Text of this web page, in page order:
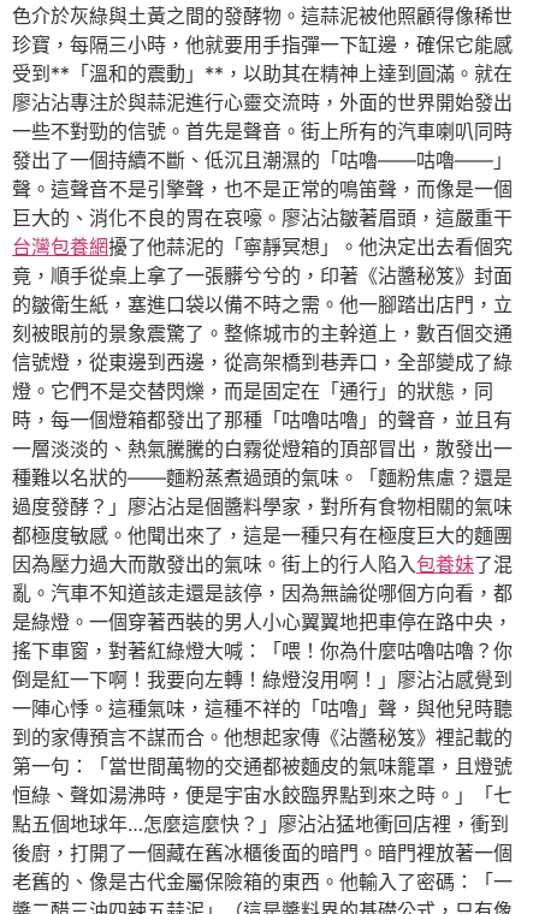
色介於灰綠與土黃之間的發酵物。這蒜泥被他照顧得像稀世
珍寶，每隔三小時，他就要用手指彈一下缸邊，確保它能感
受到**「溫和的震動」**，以助其在精神上達到圓滿。就在
廖沾沾專注於與蒜泥進行心靈交流時，外面的世界開始發出
一些不對勁的信號。首先是聲音。街上所有的汽車喇叭同時
發出了一個持續不斷、低沉且潮濕的「咕嚕——咕嚕——」
聲。這聲音不是引擎聲，也不是正常的鳴笛聲，而像是一個
巨大的、消化不良的胃在哀嚎。廖沾沾皺著眉頭，這嚴重干
台灣包養網擾了他蒜泥的「寧靜冥想」。他決定出去看個究
竟，順手從桌上拿了一張髒兮兮的，印著《沾醬秘笈》封面
的皺衛生紙，塞進口袋以備不時之需。他一腳踏出店門，立
刻被眼前的景象震驚了。整條城市的主幹道上，數百個交通
信號燈，從東邊到西邊，從高架橋到巷弄口，全部變成了綠
燈。它們不是交替閃爍，而是固定在「通行」的狀態，同
時，每一個燈箱都發出了那種「咕嚕咕嚕」的聲音，並且有
一層淡淡的、熱氣騰騰的白霧從燈箱的頂部冒出，散發出一
種難以名狀的——麵粉蒸煮過頭的氣味。「麵粉焦慮？還是
過度發酵？」廖沾沾是個醬料學家，對所有食物相關的氣味
都極度敏感。他聞出來了，這是一種只有在極度巨大的麵團
因為壓力過大而散發出的氣味。街上的行人陷入包養妹了混
亂。汽車不知道該走還是該停，因為無論從哪個方向看，都
是綠燈。一個穿著西裝的男人小心翼翼地把車停在路中央，
搖下車窗，對著紅綠燈大喊：「喂！你為什麼咕嚕咕嚕？你
倒是紅一下啊！我要向左轉！綠燈沒用啊！」廖沾沾感覺到
一陣心悸。這種氣味，這種不祥的「咕嚕」聲，與他兒時聽
到的家傳預言不謀而合。他想起家傳《沾醬秘笈》裡記載的
第一句：「當世間萬物的交通都被麵皮的氣味籠罩，且燈號
恒綠、聲如湯沸時，便是宇宙水餃臨界點到來之時。」「七
點五個地球年…怎麼這麼快？」廖沾沾猛地衝回店裡，衝到
後廚，打開了一個藏在舊冰櫃後面的暗門。暗門裡放著一個
老舊的、像是古代金屬保險箱的東西。他輸入了密碼：「一